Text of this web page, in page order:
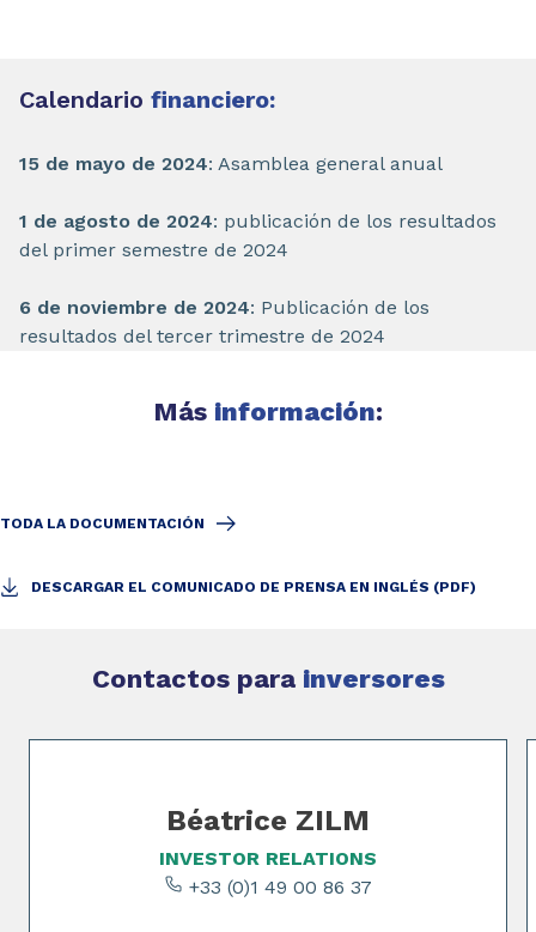
Calendario financiero:
15 de mayo de 2024: Asamblea general anual
1 de agosto de 2024: publicación de los resultados
del primer semestre de 2024
6 de noviembre de 2024: Publicación de los
resultados del tercer trimestre de 2024
Más información:
TODA LA DOCUMENTACIÓN
DESCARGAR EL COMUNICADO DE PRENSA EN INGLÉS (PDF)
Contactos para inversores
Slide 1 of 4
Béatrice ZILM
INVESTOR RELATIONS
+33 (0)1 49 00 86 37